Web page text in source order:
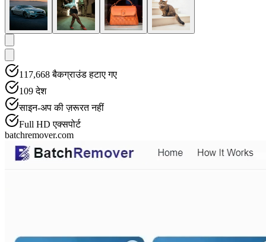
117,668 बैकग्राउंड हटाए गए
109 देश
साइन-अप की ज़रूरत नहीं
Full HD एक्सपोर्ट
batchremover.com